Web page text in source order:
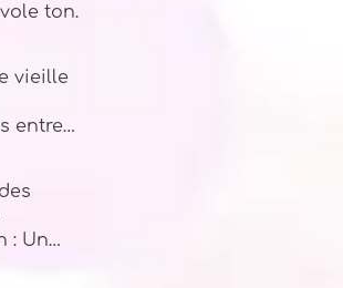
ton
vieille
entre
: Un